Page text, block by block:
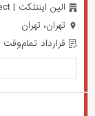
الین اینتلکت | AlienIntellect
تهران، تهران
قرارداد تمام‌وقت